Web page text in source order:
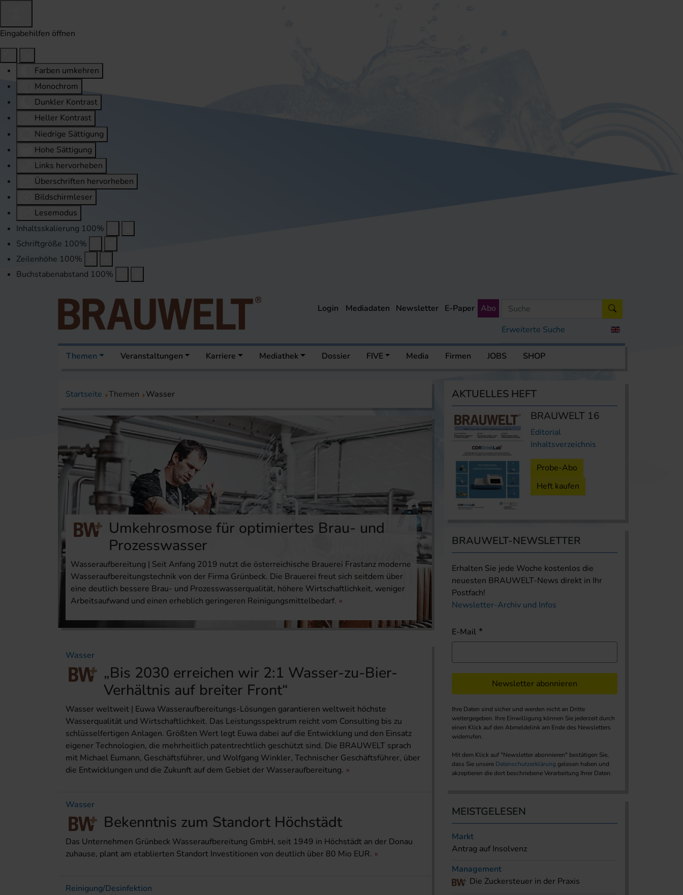
Eingabehilfen öffnen
Farben umkehren
Monochrom
Dunkler Kontrast
Heller Kontrast
Niedrige Sättigung
Hohe Sättigung
Links hervorheben
Überschriften hervorheben
Bildschirmleser
Lesemodus
Inhaltsskalierung 100%
Schriftgröße 100%
Zeilenhöhe 100%
Buchstabenabstand 100%
Erweiterte Suche
Login Mediadaten Newsletter E-Paper Abo
Themen Veranstaltungen Karriere Mediathek Dossier FIVE Media Firmen JOBS SHOP
Startseite Themen Wasser
Umkehrosmose für optimiertes Brau- und
Prozesswasser
Wasseraufbereitung | Seit Anfang 2019 nutzt die österreichische Brauerei Frastanz moderne
Wasseraufbereitungstechnik von der Firma Grünbeck. Die Brauerei freut sich seitdem über
eine deutlich bessere Brau- und Prozesswasserqualität, höhere Wirtschaftlichkeit, weniger
Arbeitsaufwand und einen erheblich geringeren Reinigungsmittelbedarf.
Wasser
„Bis 2030 erreichen wir 2:1 Wasser-zu-Bier-
Verhältnis auf breiter Front“
Wasser weltweit | Euwa Wasseraufbereitungs-Lösungen garantieren weltweit höchste
Wasserqualität und Wirtschaftlichkeit. Das Leistungsspektrum reicht vom Consulting bis zu
schlüsselfertigen Anlagen. Größten Wert legt Euwa dabei auf die Entwicklung und den Einsatz
eigener Technologien, die mehrheitlich patentrechtlich geschützt sind. Die BRAUWELT sprach
mit Michael Eumann, Geschäftsführer, und Wolfgang Winkler, Technischer Geschäfts­führer, über
die Entwicklungen und die Zukunft auf dem Gebiet der Wasseraufbereitung.
Wasser
Bekenntnis zum Standort Höchstädt
Das Unternehmen Grünbeck Wasseraufbereitung GmbH, seit 1949 in Höchstädt an der Donau
zuhause, plant am etablierten Standort Investitionen von deutlich über 80 Mio EUR.
Reinigung/Desinfektion
AKTUELLES HEFT
BRAUWELT 16
Editorial
Inhaltsverzeichnis
Probe-Abo
Heft kaufen
BRAUWELT-NEWSLETTER
Erhalten Sie jede Woche kostenlos die
neuesten BRAUWELT-News direkt in Ihr
Postfach!
Newsletter-Archiv und Infos
E-Mail
Newsletter abonnieren
Ihre Daten sind sicher und werden nicht an Dritte
weitergegeben. Ihre Einwilligung können Sie jederzeit durch
einen Klick auf den Abmeldelink am Ende des Newsletters
widerrufen.
Mit dem Klick auf "Newsletter abonnieren" bestätigen Sie,
dass Sie unsere Datenschutzerklärung gelesen haben und
akzeptieren die dort beschriebene Verarbeitung Ihrer Daten.
MEISTGELESEN
Markt
Antrag auf Insolvenz
Management
Die Zuckersteuer in der Praxis